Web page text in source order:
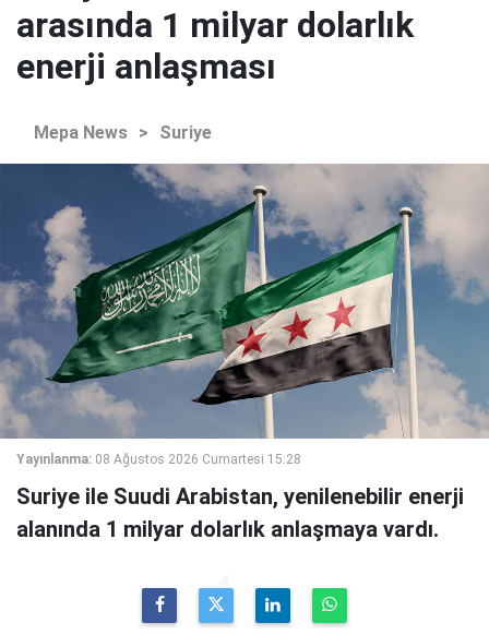
arasında 1 milyar dolarlık
enerji anlaşması
Mepa News > Suriye
Yayınlanma: 08 Ağustos 2026 Cumartesi 15:28
Suriye ile Suudi Arabistan, yenilenebilir enerji
alanında 1 milyar dolarlık anlaşmaya vardı.